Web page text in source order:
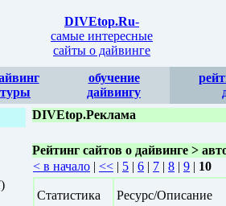
DIVEtop.Ru-
самые интересные
сайты о дайвинге
туры
обучение
дайвингу
DIVEtop.Реклама
Рейтинг сайтов о дайвинге >
< в начало | << | 5 | 6 | 7 | 8 | 9 | 10
Статистика Ресурс/Описание